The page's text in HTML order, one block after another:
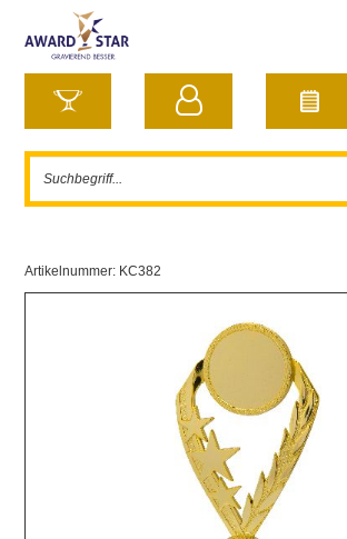
Artikelnummer: KC382